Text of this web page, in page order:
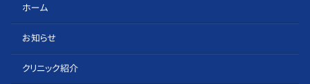
ホーム
お知らせ
クリニック紹介